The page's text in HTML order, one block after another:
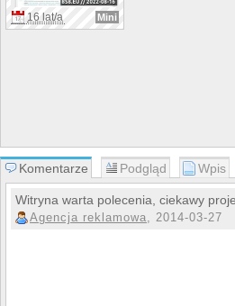
16 lat/a Mini
Komentarze Podgląd Wpis
Witryna warta polecenia, ciekawy
Agencja reklamowa, 2014-03-27